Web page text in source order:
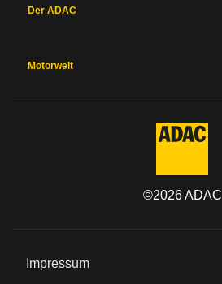
Der ADAC
Motorwelt
©2026ADAC
Impressum